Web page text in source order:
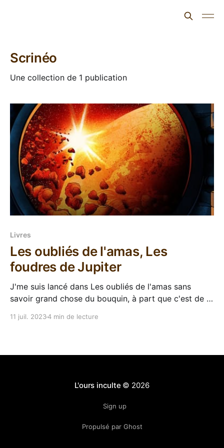
Scrinéo
Une collection de 1 publication
Livres
Les oubliés de l'amas, Les
foudres de Jupiter
J'me suis lancé dans Les oubliés de l'amas sans
savoir grand chose du bouquin, à part que c'est de la
découvrir l’œuvre depuis un moment) et que j'ai vu
11 juil. 20234 min de lecture
L'ours inculte © 2026
Sign up
Propulsé par Ghost